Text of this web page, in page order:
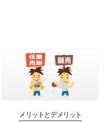
メリットとデメリット